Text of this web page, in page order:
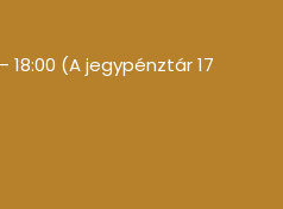
18:00 (A jegypénztár 17